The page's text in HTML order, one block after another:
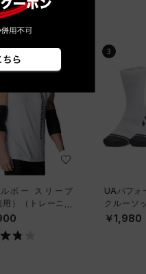
ラー
定
ボー スリーブ
用）（トレーニン
）
3
UAパフォ
クルーソ
ット）（
NISEX）
￥1,980